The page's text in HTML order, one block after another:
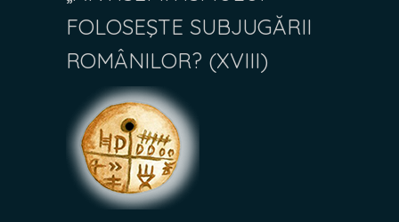
FOLOSEŞTE SUBJUGĂRII
ROMÂNILOR? (XVIII)